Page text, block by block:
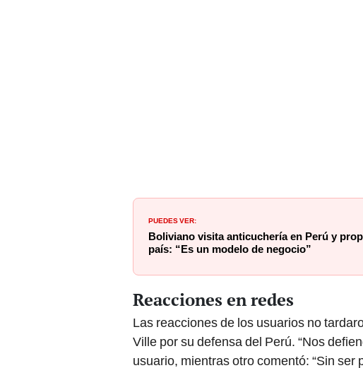
PUEDES VER:
Boliviano visita anticuchería en Perú y
país: “Es un modelo de negocio”
Reacciones en redes
Las reacciones de los usuarios no
Ville por su defensa del Perú. “Nos
usuario, mientras otro comentó: “Sin